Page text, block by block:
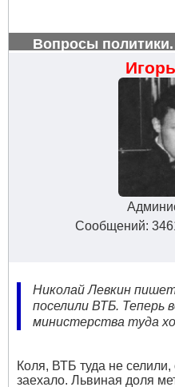
Вопросы политики.
Сообщений:
Николай Левкин
поселили ВТБ. Теперь
министерства туда
Коля, ВТБ туда не селили,
заехало. Львиная доля